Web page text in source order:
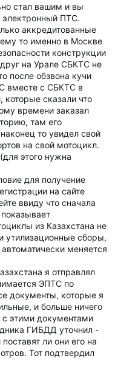
стал вашим и вы
электронный ПТС.
аккредитованные
то именно в Москве
конструкции
на Урале СБКТС не
после обзвона кучи
вместе с СБКТС в
сказали что
времени заказал
там его
то увидел свой
на свой мотоцикл.
этого нужна
для получение
на сайте
ввиду что сначала
из Казахстана не
утилизационные сборы,
меняется
я отправлял
ЭПТС по
документы, которые я
и больше ничего
этими документами
ГИБДД уточнил -
ли они его на
Тот подтвердил